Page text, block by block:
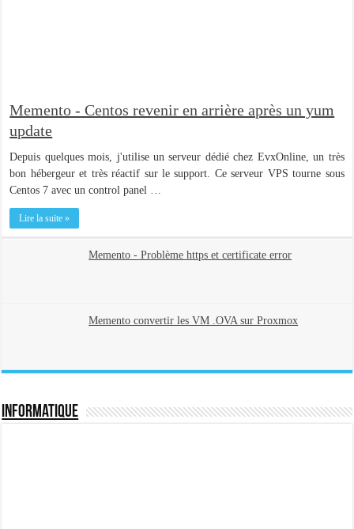
Memento - Centos revenir en arrière après un yum
update
Depuis quelques mois, j'utilise un serveur dédié chez EvxOnline, un très
bon hébergeur et très réactif sur le support. Ce serveur VPS tourne sous
Centos 7 avec un control panel …
Lire la suite »
Memento - Problème https et certificate error
Memento convertir les VM .OVA sur Proxmox
Informatique